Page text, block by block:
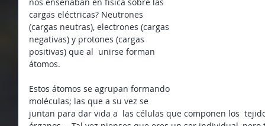
cargas eléctricas? Neutrones
(cargas neutras), electrones (cargas
negativas) y protones (cargas
positivas) que al  unirse forman
átomos.
Estos átomos se agrupan formando
moléculas; las que a su vez se
juntan para dar vida a  las células que componen los